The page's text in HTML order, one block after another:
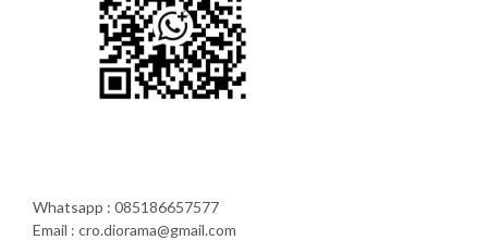
Whatsapp : 085186657577
Email : cro.diorama@gmail.com